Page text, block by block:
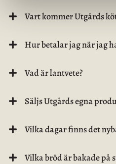
Vart kommer Utgårds
Hur betalar jag när jag
Vad är lantvete?
Säljs Utgårds egna
Vilka dagar finns det
Vilka bröd är bakade på